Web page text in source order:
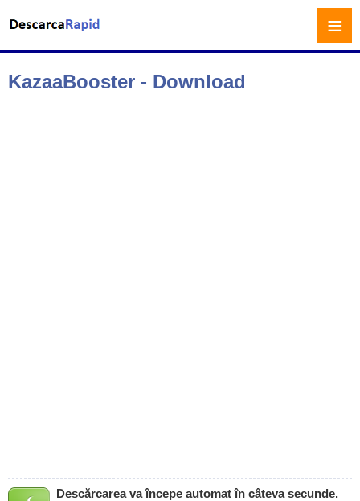
KazaaBooster - Download
Descărcarea va începe automat în câteva secunde.
≡